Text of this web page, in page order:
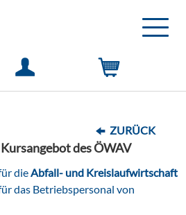
Toggle
ZURÜCK
des ÖWAV
dieAbfall- und Kreislaufwirtschaft
das Betriebspersonal von